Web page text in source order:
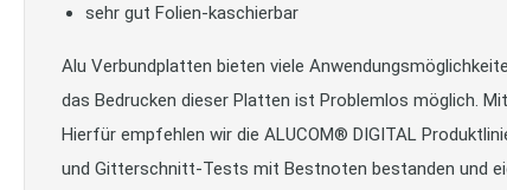
sehr gut Folien-kaschierbar
Alu Verbundplatten bieten viele
das Bedrucken dieser Platten ist Problemlos möglich.
Hierfür empfehlen wir die ALUCOM® DIGITAL
und Gitterschnitt-Tests mit Bestnoten bestanden und